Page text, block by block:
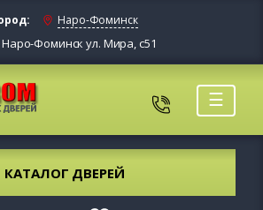
Наро-Фоминск
Наро-Фоминск ул. Мира, с51
☰
КАТАЛОГ ДВЕРЕЙ